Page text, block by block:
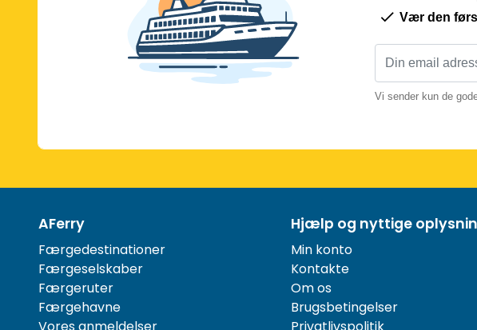
Vær den
Vi sender kun de
AFerry
Færgedestinationer
Færgeselskaber
Færgeruter
Færgehavne
Hjælp og nyttige
Min konto
Kontakte
Om os
Brugsbetingelser